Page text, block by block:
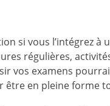
si vous l’intégrez à
régulières,
vos examens
en pleine forme